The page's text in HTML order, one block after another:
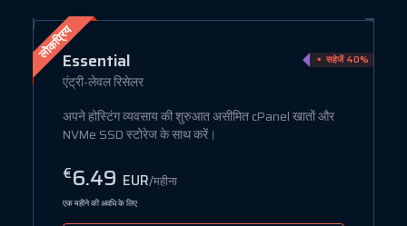
लोकप्रियEssential
एंट्री-लेवल रिसेलर
सहेजें 40%
अपने होस्टिंग व्यवसाय की शुरुआत असीमित cPanel खातों और
NVMe SSD स्टोरेज के साथ करें।
€6.49 EUR/महीना
एक महीने की अवधि के लिए